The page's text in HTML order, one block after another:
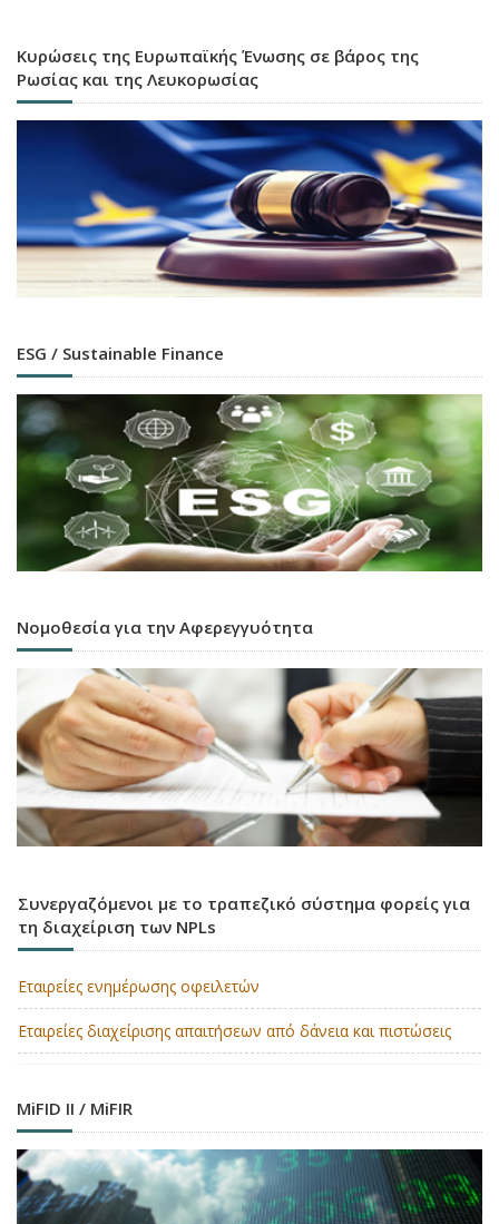
Κυρώσεις της Ευρωπαϊκής Ένωσης σε βάρος της
Ρωσίας και της Λευκορωσίας
ESG / Sustainable Finance
Νομοθεσία για την Αφερεγγυότητα
Συνεργαζόμενοι με το τραπεζικό σύστημα φορείς για
τη διαχείριση των NPLs
Εταιρείες ενημέρωσης οφειλετών
Εταιρείες διαχείρισης απαιτήσεων από δάνεια και πιστώσεις
MiFID II / MiFIR